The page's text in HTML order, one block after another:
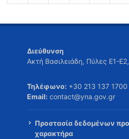
Διεύθυνση
Ακτή Βασιλειάδη, Πύλες Ε1-
Τηλέφωνο: +30 213 137 1700
Email: contact@yna.gov.gr
Προστασία δεδομένων
χαρακτήρα